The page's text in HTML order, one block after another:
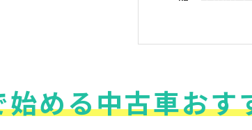
中古車
千葉県
理想の中古車
中古車選
始める中古車おす